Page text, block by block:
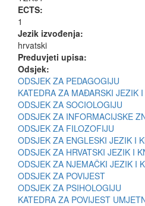
ECTS:
1
Jezik izvođenja:
hrvatski
Preduvjeti upisa:
Odsjek:
ODSJEK ZA PEDAGOGIJU
KATEDRA ZA MAĐARSKI JEZIK
ODSJEK ZA SOCIOLOGIJU
ODSJEK ZA INFORMACIJSKE
ODSJEK ZA FILOZOFIJU
ODSJEK ZA ENGLESKI JEZIK I
ODSJEK ZA HRVATSKI JEZIK I
ODSJEK ZA NJEMAČKI JEZIK I
ODSJEK ZA POVIJEST
ODSJEK ZA PSIHOLOGIJU
KATEDRA ZA POVIJEST